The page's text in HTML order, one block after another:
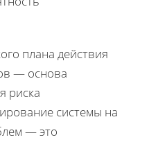
плана действия
— основа
риска
системы на
— это